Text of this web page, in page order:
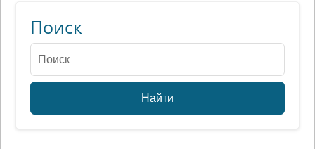
Поиск
Найти